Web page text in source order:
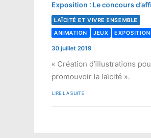
Exposition : Le concours
LAÏCITÉ ET VIVRE ENSEMBLE
ANIMATION
JEUX EXPOSITION
30 juillet 2019
« Création d’illustrations
promouvoir la laïcité ».
LIRE LA SUITE